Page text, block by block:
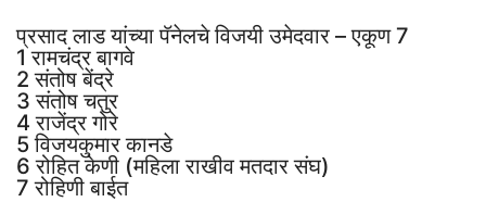
प्रसाद लाड यांच्या पॅनेलचे विजयी उमेदवार – एकूण 7
1 रामचंद्र बागवे
2 संतोष बेंद्रे
3 संतोष चतुर
4 राजेंद्र गोरे
5 विजयकुमार कानडे
6 रोहित केणी (महिला राखीव मतदार संघ)
7 रोहिणी बाईत